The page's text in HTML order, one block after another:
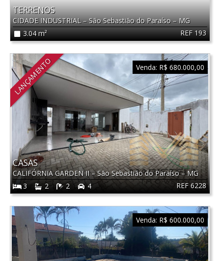
REF 193
TERRENOS
CIDADE INDUSTRIAL–São Sebastião do Paraíso–MG
3.04 m²
LANÇAMENTO
REF 6228
CASAS
CALIFÓRNIA GARDEN II–São Sebastião do Paraíso–MG
3
2 2 4
Venda: R$ 680.000,00
Venda: R$ 600.000,00